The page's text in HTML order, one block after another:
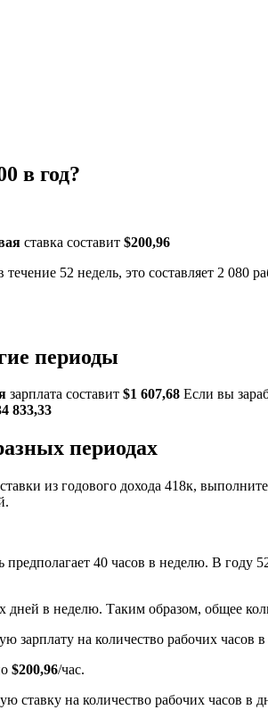
в год?
ставка составит $200,96
52 недель, это составляет 2
периоды
зарплата составит $1 607,68 Если вы
833,33
периодах
из годового дохода 418к,
предполагает 40 часов в неделю. В году
в неделю. Таким образом, общее
зарплату на количество рабочих часов в
$200,96/час.
ставку на количество рабочих часов в